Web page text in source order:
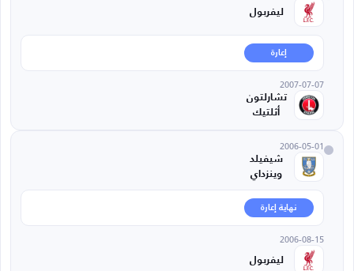
ليفربول
إعارة
2007-07-07
تشارلتون
أثلتيك
2006-05-01
شيفيلد
وينزداي
نهاية إعارة
2006-08-15
ليفربول